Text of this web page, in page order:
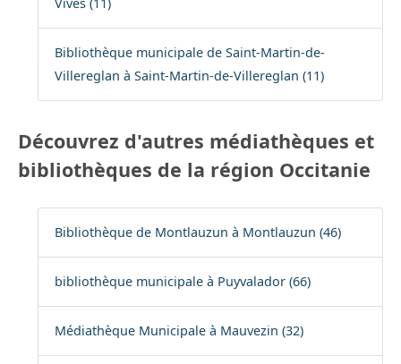
Bibliothèque municipale de Saint-Martin-de-
Villereglan à Saint-Martin-de-Villereglan (11)
Découvrez d'autres médiathèques et
bibliothèques de la région Occitanie
Bibliothèque de Montlauzun à Montlauzun (46)
bibliothèque municipale à Puyvalador (66)
Médiathèque Municipale à Mauvezin (32)